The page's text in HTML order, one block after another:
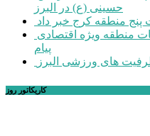
حسینی (ع) در البرز
پنج منطقه کرج خبر داد
پیام
های ورزشی البرز
کاریکاتور روز